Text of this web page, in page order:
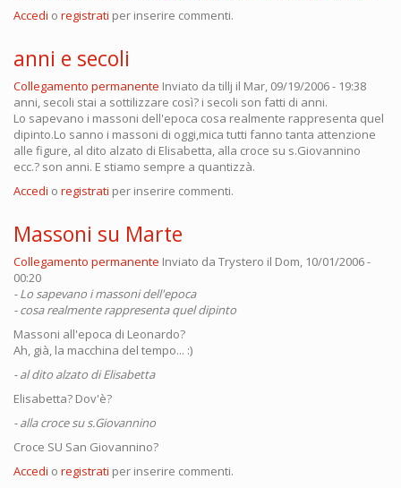
Accedi o registrati per inserire commenti.
anni e secoli
Collegamento permanente Inviato da tillj il Mar, 09/19/2006 - 19:38
anni, secoli stai a sottilizzare così? i secoli son fatti di anni.
Lo sapevano i massoni dell'epoca cosa realmente rappresenta quel
dipinto.Lo sanno i massoni di oggi,mica tutti fanno tanta attenzione
alle figure, al dito alzato di Elisabetta, alla croce su s.Giovannino
ecc.? son anni. E stiamo sempre a quantizzà.
Accedi o registrati per inserire commenti.
Massoni su Marte
Collegamento permanente Inviato da Trystero il Dom, 10/01/2006 -
00:20
- Lo sapevano i massoni dell'epoca
- cosa realmente rappresenta quel dipinto
Massoni all'epoca di Leonardo?
Ah, già, la macchina del tempo... :)
- al dito alzato di Elisabetta
Elisabetta? Dov'è?
- alla croce su s.Giovannino
Croce SU San Giovannino?
Accedi o registrati per inserire commenti.